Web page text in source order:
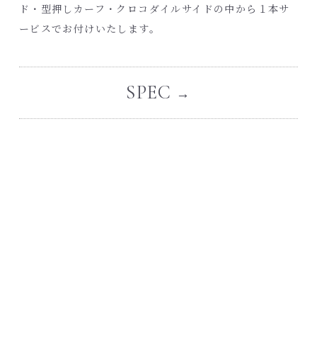
ド・型押しカーフ・クロコダイルサイドの中から１本サ
ービスでお付けいたします。
SPEC